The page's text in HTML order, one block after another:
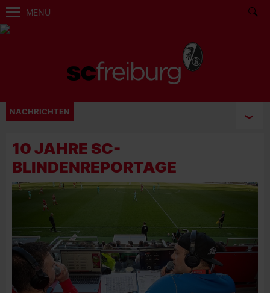
MENÜ
NACHRICHTEN
10 JAHRE SC-
BLINDENREPORTAGE